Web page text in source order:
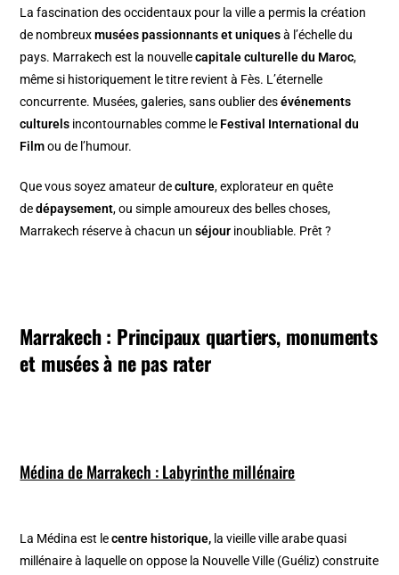
La fascination des occidentaux pour la ville a permis la création
de nombreuxmusées passionnants et uniquesà l’échelle du
pays. Marrakech est la nouvellecapitale culturelle du Maroc,
même si historiquement le titre revient à Fès. L’éternelle
concurrente. Musées, galeries, sans oublier desévénements
culturels incontournables comme le Festival International du
Filmou de l’humour.
Que vous soyez amateur deculture, explorateur en quête
dedépaysement, ou simple amoureux des belles choses,
Marrakech réserve à chacun unséjour inoubliable. Prêt ?
Marrakech : Principaux quartiers, monuments
et musées à ne pas rater
Médina de Marrakech : Labyrinthe millénaire
La Médina est lecentre historique, la vieille ville arabe quasi
millénaire à laquelle on oppose la Nouvelle Ville (Guéliz) construite